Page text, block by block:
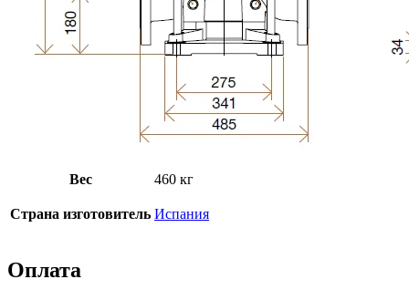
Вес 460 кг
Страна изготовитель Испания
Оплата